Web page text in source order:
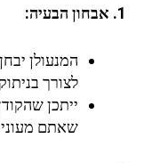
1. אבחון הבעיה:
המנעולן
לצורך
ייתכן
שאתם